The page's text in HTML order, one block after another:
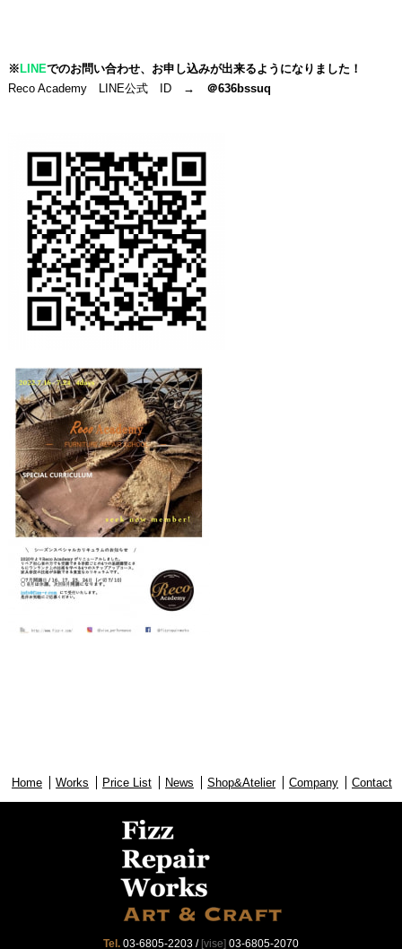
※ LINEでのお問い合わせ、お申し込みが出来るようになりました！
Reco Academy LINE公式 ID→ ＠636bssuq
Home Works Price List News Shop&Atelier Company Contact
Tel. 03-6805-2203/ [vise] 03-6805-2070